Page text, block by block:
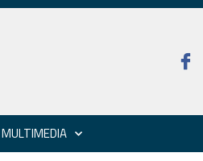
MULTIMEDIA